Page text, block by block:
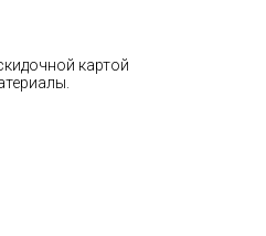
картой